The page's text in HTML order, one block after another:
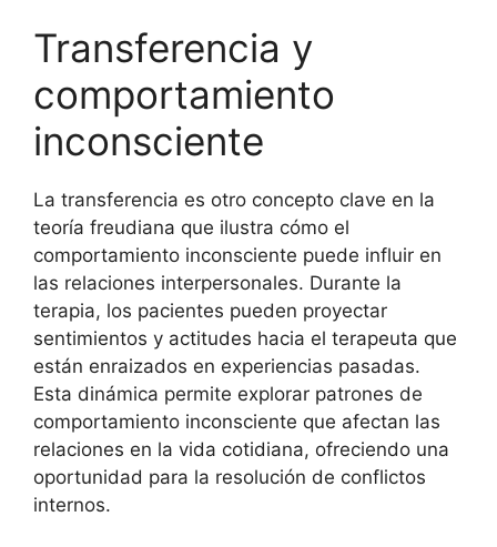
Transferencia y
comportamiento
inconsciente
La transferencia es otro concepto clave en la
teoría freudiana que ilustra cómo el
comportamiento inconsciente puede influir en
las relaciones interpersonales. Durante la
terapia, los pacientes pueden proyectar
sentimientos y actitudes hacia el terapeuta que
están enraizados en experiencias pasadas.
Esta dinámica permite explorar patrones de
comportamiento inconsciente que afectan las
relaciones en la vida cotidiana, ofreciendo una
oportunidad para la resolución de conflictos
internos.